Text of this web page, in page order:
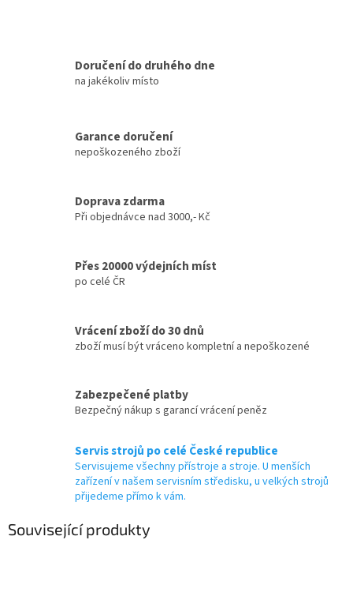
Doručení do druhého dne
na jakékoliv místo
Garance doručení
nepoškozeného zboží
Doprava zdarma
Při objednávce nad 3000,- Kč
Přes 20000 výdejních míst
po celé ČR
Vrácení zboží do 30 dnů
zboží musí být vráceno kompletní a nepoškozené
Zabezpečené platby
Bezpečný nákup s garancí vrácení peněz
Servis strojů po celé České republice
Servisujeme všechny přístroje a stroje. U menších
zařízení v našem servisním středisku, u velkých strojů
přijedeme přímo k vám.
Související produkty